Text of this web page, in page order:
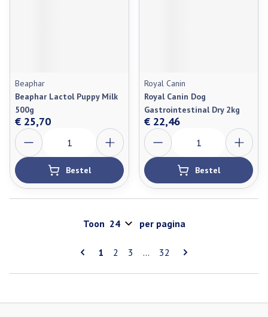
Beaphar
Beaphar Lactol Puppy Milk
500g
€ 25,70
Aantal
Bestel
Royal Canin
Royal Canin Dog
Gastrointestinal Dry 2kg
€ 22,46
Aantal
Bestel
Pagina's
U lees momenteel pagina
1 Pagina
2 Pagina
3 ... Pagina
32
Toon per pagina